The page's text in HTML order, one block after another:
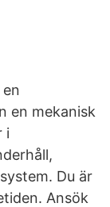
en mekanisk
i
Du är
Ansök